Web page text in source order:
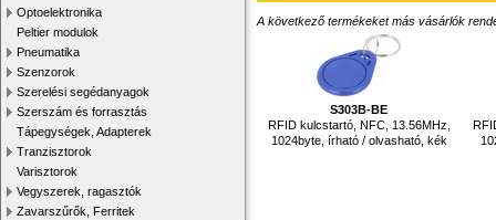
Optoelektronika
Peltier modulok
Pneumatika
Szenzorok
Szerelési segédanyagok
Szerszám és forrasztás
Tápegységek, Adapterek
Tranzisztorok
Varisztorok
Vegyszerek, ragasztók
Zavarszűrők, Ferritek
A következő termékeket más vásárlók
S303B-BE
RFID kulcstartó, NFC, 13.56MHz,
1024byte, írható / olvasható, kék